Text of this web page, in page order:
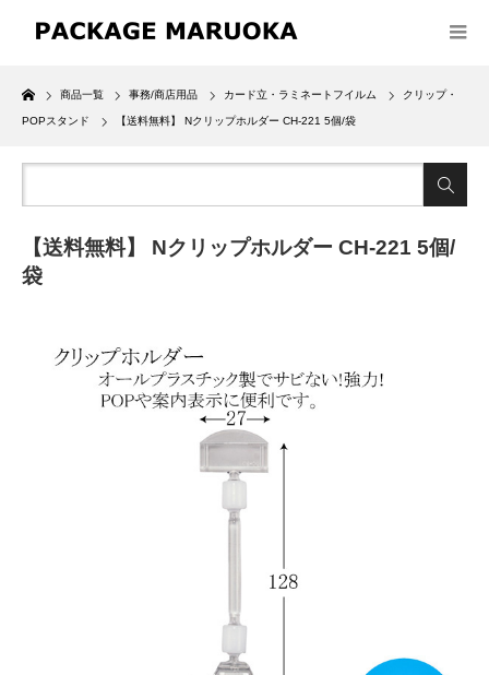
Home
商品一覧 事務/商店用品 カード立・ラミネートフイルム クリップ・
POPスタンド 【送料無料】 Nクリップホルダー CH-221 5個/袋
【送料無料】 Nクリップホルダー CH-221 5個/
袋